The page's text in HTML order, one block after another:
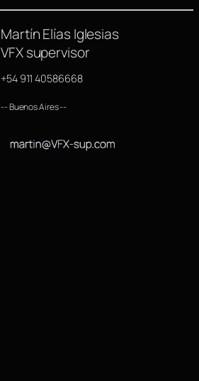
Martín Elías Iglesias
VFX supervisor
+54 911 40586668
-- Buenos Aires --